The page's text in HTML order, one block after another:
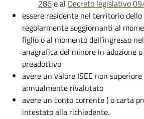
286e al Decreto legislativo
essere residente nel territorio
regolarmente soggiornanti al
figlio o al momento dell’ingresso
anagrafica del minore in adozione
preadottivo
avere un valore ISEE non
annualmente rivalutato
avere un conto corrente ( o carta
intestato alla richiedente.